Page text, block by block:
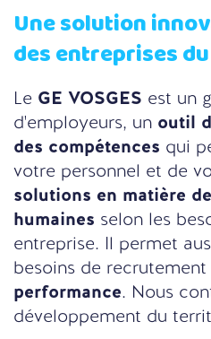
Une solution
des entreprises
Le GE VOSGES est un
d'employeurs, un outil
des compétences qui
votre personnel et de
solutions en matière
humaines selon les
entreprise. Il permet
besoins de recrutement
performance. Nous
développement du